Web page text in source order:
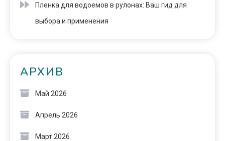
Пленка для водоемов в рулонах: Ваш гид для
выбора и применения
АРХИВ
Май 2026
Апрель 2026
Март 2026